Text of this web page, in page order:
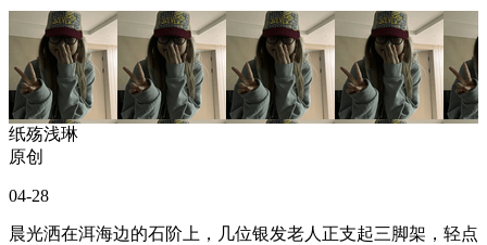
纸殇浅琳
原创
04-28
晨光洒在洱海边的石阶上，几位银发老人正支起三脚架，轻点